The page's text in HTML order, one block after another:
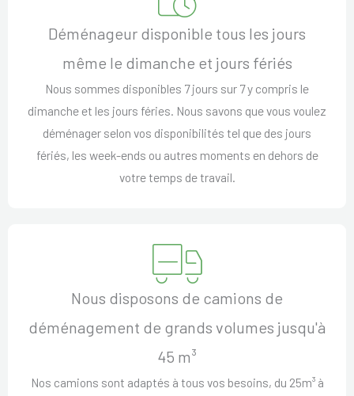
Déménageur disponible tous les jours
même le dimanche et jours fériés
Nous sommes disponibles 7 jours sur 7 y compris le
dimanche et les jours féries. Nous savons que vous voulez
déménager selon vos disponibilités tel que des jours
fériés, les week-ends ou autres moments en dehors de
votre temps de travail.
Nous disposons de camions de
déménagement de grands volumes jusqu'à
45 m³
Nos camions sont adaptés à tous vos besoins, du 25m³ à